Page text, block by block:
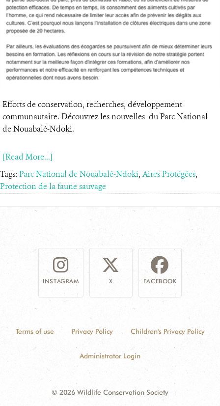
Efforts de conservation, recherches, développement
communautaire. Découvrez les nouvelles du Parc National
de Nouabalé-Ndoki.
[Read More...]
Tags: Parc National de Nouabalé-Ndoki, Aires Protégées,
Protection de la faune sauvage
INSTAGRAM X FACEBOOK
Terms of use Privacy Policy Children's Privacy Policy
Administrator Login
© 2026 Wildlife Conservation Society